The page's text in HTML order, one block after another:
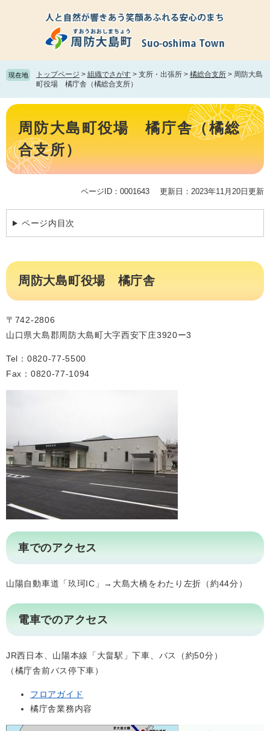
頭
で
飛
ば
て
現在地 トップページ > 組織でさがす > 支所・出張所 > 橘総合支所 > 周防大島
町役場 橘庁舎（橘総合支所）
本
周防大島町役場 橘庁舎（橘総
合支所）
ページID：0001643 更新日：2023年11月20日更新
ページ内目次
周防大島町役場 橘庁舎
〒742-2806
山口県大島郡周防大島町大字西安下庄3920ー3
Tel：0820-77-5500
Fax：0820-77-1094
車でのアクセス
山陽自動車道「玖珂IC」→大島大橋をわたり左折（約44分）
電車でのアクセス
JR西日本、山陽本線「大畠駅」下車、バス（約50分）
（橘庁舎前バス停下車）
フロアガイド
橘庁舎業務内容